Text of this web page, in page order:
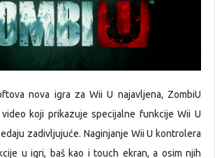
nova igra za Wii U najavljena, ZombiU
koji prikazuje specijalne funkcije Wii U
zadivljujuće. Naginjanje Wii U kontrolera
u igri, baš kao i touch ekran, a osim njih